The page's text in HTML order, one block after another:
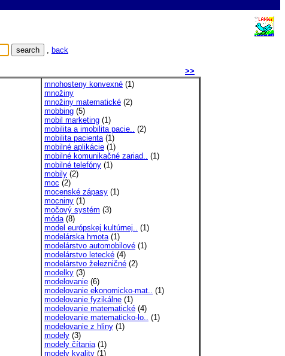
, back
>>
mnohosteny konvexné (1)
množiny
množiny matematické (2)
mobbing (5)
mobil marketing (1)
mobilita a imobilita pacie.. (2)
mobilita pacienta(1)
mobilné aplikácie (1)
mobilné komunikačné zariad.. (1)
mobilné telefóny (1)
mobily (2)
moc (2)
mocenské zápasy (1)
mocniny (1)
močový systém (3)
móda(8)
model európskej kultúrnej.. (1)
modelárska hmota(1)
modelárstvo automobilové (1)
modelárstvo letecké (4)
modelárstvo železničné (2)
modelky (3)
modelovanie (6)
modelovanie ekonomicko-mat.. (1)
modelovanie fyzikálne (1)
modelovanie matematické (4)
modelovanie matematicko-lo.. (1)
modelovanie z hliny (1)
modely (3)
modely čítania(1)
modely kvality (1)